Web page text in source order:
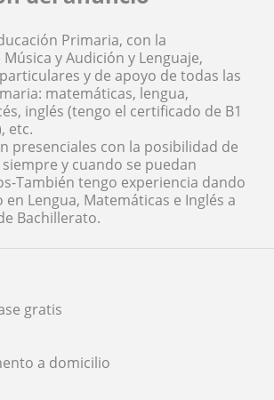
gratis
a domicilio
Primaria, con la
y Audición y Lenguaje,
y de apoyo de todas las
matemáticas, lengua,
inglés (tengo el certificado de B1
etc.
presenciales con la posibilidad de
y cuando se puedan
También tengo experiencia dando
en Lengua, Matemáticas e Inglés a
Bachillerato.